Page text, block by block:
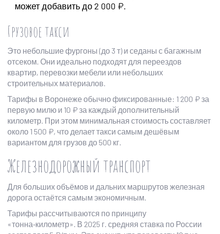
может добавить до 2 000 ₽.
Грузовое такси
Это небольшие фургоны (до 3 т) и седаны с багажным
отсеком. Они идеально подходят для переездов
квартир, перевозки мебели или небольших
строительных материалов.
Тарифы в Воронеже обычно фиксированные: 1 200 ₽ за
первую милю и 10 ₽ за каждый дополнительный
километр. При этом минимальная стоимость составляет
около 1 500 ₽, что делает такси самым дешёвым
вариантом для грузов до 500 кг.
Железнодорожный транспорт
Для больших объёмов и дальних маршрутов железная
дорога остаётся самым экономичным.
Тарифы рассчитываются по принципу
«тонна‑километр». В 2025 г. средняя ставка по России